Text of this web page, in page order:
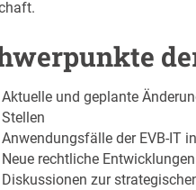
Aktuelle und geplante
Stellen
Anwendungsfälle der EVB-IT
Neue rechtliche
Diskussionen zur